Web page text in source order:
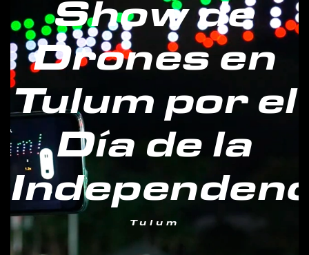
Show de
Drones en
Tulum por el
Día de la
Tulum